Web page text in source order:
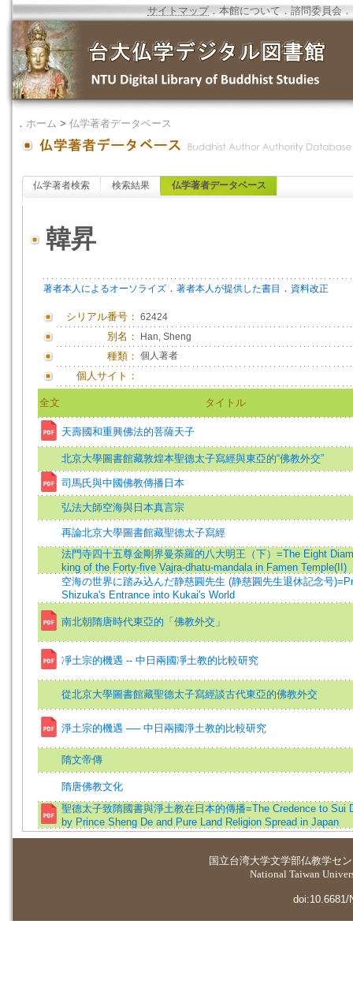
サイトマップ．本館について ．諮問委員会 ．
． ホーム > 仏学著者データベース
仏学著者検索 検索結果 仏学著者データベース
韓昇
著者本人によるオーソライズ ． 著者本人が提供した書目 ． 資料改正
シリアル番号： 62424
別名： Han, Sheng
種類： 個人著者
個人サイト：
全文 タイトル
天壽國和重興佛法的菩薩天子
北京大學圖書館藏敦煌本聖德太子寫經與東亞的“佛教外交”
司馬氏與中國佛教傳播日本
弘法大師空海與日本真言宗
再論北京大學圖書館藏聖德太子寫經
法門寺四十五尊金剛界曼荼羅的八大明王（下）=The Eight
king of the Forty-five Vajra-dhatu-mandala in Famen Temple(II)
空海の世界に踏み込んだ静慈圓先生 (静慈圓先生退休記念号
Shizuka's Entrance into Kukai's World
南北朝隋唐時代東亞的「佛教外交」
凈土宗的機遇 -- 中日兩國凈土教的比較研究
從北京大學圖書館藏聖德太子寫經談古代東亞的佛教外交
淨土宗的機遇 ── 中日兩國淨土教的比較研究
隋文帝傳
隋唐佛教文化
聖德太子致隋國書與淨土教在日本的傳播=The Credence to Sui
by Prince Sheng De and Pure Land Religion Spread in Japan
国立台湾大学文学部仏教学セ
National Taiwan
doi:10.6681/